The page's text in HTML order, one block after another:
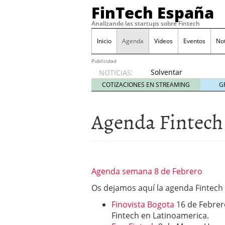
FinTech España
Analizando las startups sobre Fintech
Inicio Agenda Videos Eventos
Publicidad
NOTICIAS:
Solventar
gastos
inesperados
perder
el
control
mundo a mejor
GoCardless recauda
España y Suecia marzo
Acuerdo de FORO
marzo 2, 2016
Nace la Asociación
COTIZACIONES EN STREAMING
Agenda Fintech
Agenda semana 8 de Febrero
Os dejamos aquí la agenda
Finovista Bogota 16 de
Fintech en Latinoamerica.